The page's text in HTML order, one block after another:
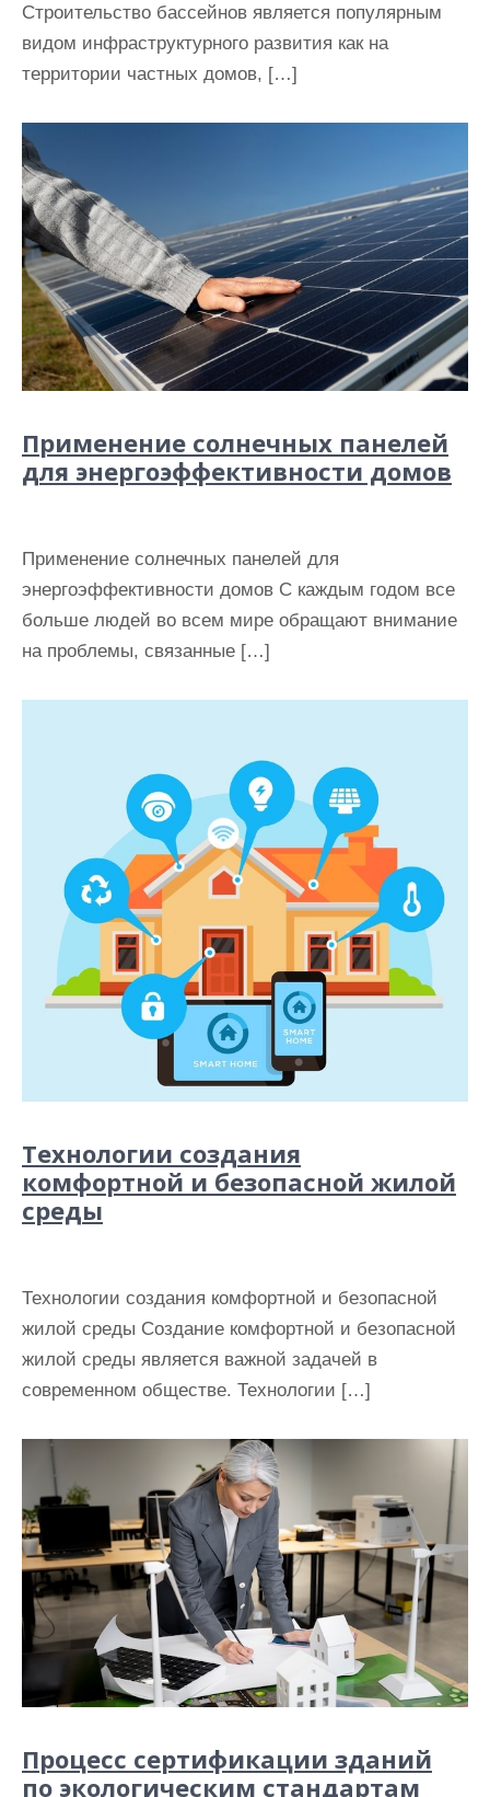
Строительство бассейнов является популярным
видом инфраструктурного развития как на
территории частных домов, […]
Применение солнечных панелей
для энергоэффективности домов
Применение солнечных панелей для
энергоэффективности домов С каждым годом все
больше людей во всем мире обращают внимание
на проблемы, связанные […]
Технологии создания
комфортной и безопасной жилой
среды
Технологии создания комфортной и безопасной
жилой среды Создание комфортной и безопасной
жилой среды является важной задачей в
современном обществе. Технологии […]
Процесс сертификации зданий
по экологическим стандартам